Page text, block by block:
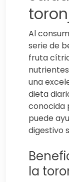
Al
serie de
fruta
una
dieta
conocida
puede
digestivo
la